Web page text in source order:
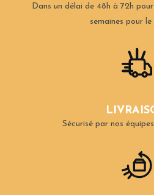
Dans un délai de 48h à 72h
semaines pour le
Sécurisé par nos